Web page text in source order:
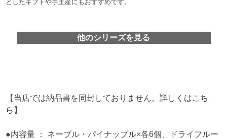
としたギフトや手土産にもおすすめです。
他のシリーズを見る
【当店では納品書を同封しておりません。詳しくはこち
ら 】
●内容量 ： ネーブル・パイナップル×各6個、ドライフルー